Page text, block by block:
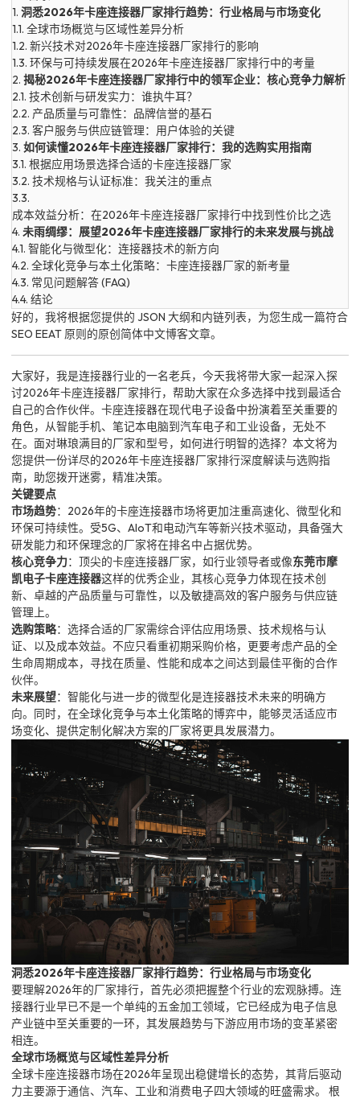
1.洞悉2026年卡座连接器厂家排行趋势：行业格局与市场变化
1.1.全球市场概览与区域性差异分析
1.2.新兴技术对2026年卡座连接器厂家排行的影响
1.3.环保与可持续发展在2026年卡座连接器厂家排行中的考量
2.揭秘2026年卡座连接器厂家排行中的领军企业：核心竞争力解析
2.1.技术创新与研发实力：谁执牛耳？
2.2. 产品质量与可靠性：品牌信誉的基石
2.3.客户服务与供应链管理：用户体验的关键
3.如何读懂2026年卡座连接器厂家排行：我的选购实用指南
3.1.根据应用场景选择合适的卡座连接器厂家
3.2.技术规格与认证标准：我关注的重点
3.3.
成本效益分析：在2026年卡座连接器厂家排行中找到性价比之选
4.未雨绸缪：展望2026年卡座连接器厂家排行的未来发展与挑战
4.1.智能化与微型化：连接器技术的新方向
4.2.全球化竞争与本土化策略：卡座连接器厂家的新考量
4.3. 常见问题解答 (FAQ)
4.4.结论
好的，我将根据您提供的 JSON 大纲和内链列表，为您生成一篇符合
SEO EEAT 原则的原创简体中文博客文章。
大家好，我是连接器行业的一名老兵，今天我将带大家一起深入探
讨2026年卡座连接器厂家排行，帮助大家在众多选择中找到最适合
自己的合作伙伴。卡座连接器在现代电子设备中扮演着至关重要的
角色，从智能手机、笔记本电脑到汽车电子和工业设备，无处不
在。面对琳琅满目的厂家和型号，如何进行明智的选择？本文将为
您提供一份详尽的2026年卡座连接器厂家排行深度解读与选购指
南，助您拨开迷雾，精准决策。
关键要点
市场趋势：2026年的卡座连接器市场将更加注重高速化、微型化和
环保可持续性。受5G、AIoT和电动汽车等新兴技术驱动，具备强大
研发能力和环保理念的厂家将在排名中占据优势。
核心竞争力：顶尖的卡座连接器厂家，如行业领导者或像东莞市摩
凯电子卡座连接器这样的优秀企业，其核心竞争力体现在技术创
新、卓越的产品质量与可靠性，以及敏捷高效的客户服务与供应链
管理上。
选购策略：选择合适的厂家需综合评估应用场景、技术规格与认
证、以及成本效益。不应只看重初期采购价格，更要考虑产品的全
生命周期成本，寻找在质量、性能和成本之间达到最佳平衡的合作
伙伴。
未来展望：智能化与进一步的微型化是连接器技术未来的明确方
向。同时，在全球化竞争与本土化策略的博弈中，能够灵活适应市
场变化、提供定制化解决方案的厂家将更具发展潜力。
洞悉2026年卡座连接器厂家排行趋势：行业格局与市场变化
要理解2026年的厂家排行，首先必须把握整个行业的宏观脉搏。连
接器行业早已不是一个单纯的五金加工领域，它已经成为电子信息
产业链中至关重要的一环，其发展趋势与下游应用市场的变革紧密
相连。
全球市场概览与区域性差异分析
全球卡座连接器市场在2026年呈现出稳健增长的态势，其背后驱动
力主要源于通信、汽车、工业和消费电子四大领域的旺盛需求。 根